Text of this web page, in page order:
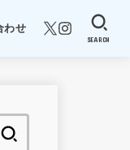
わせ
SEARCH